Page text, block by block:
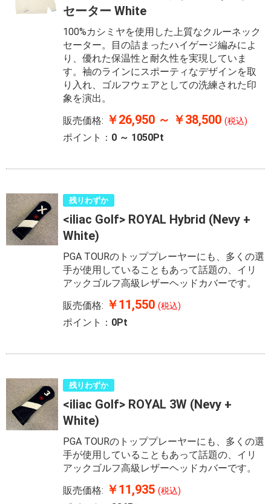
セーター White
100%カシミヤを使用した上質なクルーネック
セーター。目の詰まったハイゲージ編みによ
り、優れた保温性と耐久性を実現していま
す。袖のラインにスポーティなデザインを取
り入れ、ゴルフウェアとしての洗練された印
象を演出。
販売価格: ￥26,950 ～ ￥38,500(税込)
ポイント： 0 ～ 1050Pt
残りわずか
<iliac Golf> ROYAL Hybrid (Nevy +
White)
PGA TOURのトッププレーヤーにも、多くの選
手が使用していることもあって話題の、イリ
アックゴルフ高級レザーヘッドカバーです。
販売価格: ￥11,550(税込)
ポイント： 0Pt
残りわずか
<iliac Golf> ROYAL 3W (Nevy +
White)
PGA TOURのトッププレーヤーにも、多くの選
手が使用していることもあって話題の、イリ
アックゴルフ高級レザーヘッドカバーです。
販売価格: ￥11,935(税込)